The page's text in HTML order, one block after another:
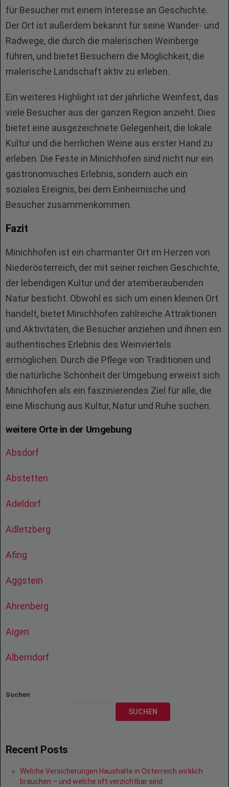
für Besucher mit einem Interesse an Geschichte.
Der Ort ist außerdem bekannt für seine Wander- und
Radwege, die durch die malerischen Weinberge
führen, und bietet Besuchern die Möglichkeit, die
malerische Landschaft aktiv zu erleben.
Ein weiteres Highlight ist der jährliche Weinfest, das
viele Besucher aus der ganzen Region anzieht. Dies
bietet eine ausgezeichnete Gelegenheit, die lokale
Kultur und die herrlichen Weine aus erster Hand zu
erleben. Die Feste in Minichhofen sind nicht nur ein
gastronomisches Erlebnis, sondern auch ein
soziales Ereignis, bei dem Einheimische und
Besucher zusammenkommen.
Fazit
Minichhofen ist ein charmanter Ort im Herzen von
Niederösterreich, der mit seiner reichen Geschichte,
der lebendigen Kultur und der atemberaubenden
Natur besticht. Obwohl es sich um einen kleinen Ort
handelt, bietet Minichhofen zahlreiche Attraktionen
und Aktivitäten, die Besucher anziehen und ihnen ein
authentisches Erlebnis des Weinviertels
ermöglichen. Durch die Pflege von Traditionen und
die natürliche Schönheit der Umgebung erweist sich
Minichhofen als ein faszinierendes Ziel für alle, die
eine Mischung aus Kultur, Natur und Ruhe suchen.
weitere Orte in der Umgebung
Absdorf
Abstetten
Adeldorf
Adletzberg
Afing
Aggstein
Ahrenberg
Aigen
Alberndorf
Suchen
SUCHEN
Recent Posts
Welche Versicherungen Haushalte in Österreich wirklich
brauchen – und welche oft verzichtbar sind